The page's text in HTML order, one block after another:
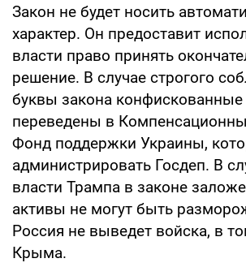
Закон не будет носить
характер. Он предоставит
власти право принять
решение. В случае строгого
буквы закона конфискованные
переведены в
Фонд поддержки Украины,
администрировать Госдеп. В
власти Трампа в законе
активы не могут быть
Россия не выведет войска, в
Крыма.